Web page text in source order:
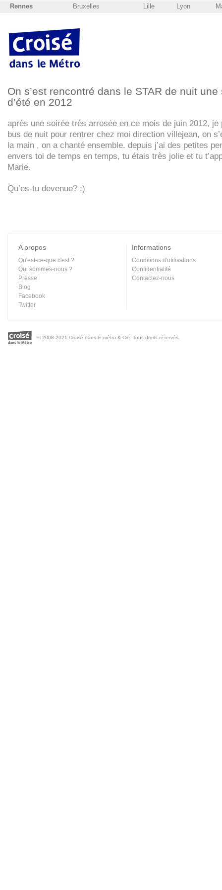
Rennes Bruxelles Lille Lyon
On s’est rencontré dans le STAR de nuit une
d’été en 2012
après une soirée très arrosée en ce mois de juin 2012, je
bus de nuit pour rentrer chez moi direction villejean, on
la main , on a chanté ensemble. depuis j’ai des petites
envers toi de temps en temps, tu étais très jolie et tu
Marie.
Qu’es-tu devenue? :)
A propos
Qu'est-ce-que c'est ?
Qui sommes-nous ?
Presse
Blog
Facebook
Twitter
Informations
Conditions d'utilisations
Confidentialité
Contactez-nous
© 2008-2021 Croisé dans le métro & Cie. Tous droits réservés.